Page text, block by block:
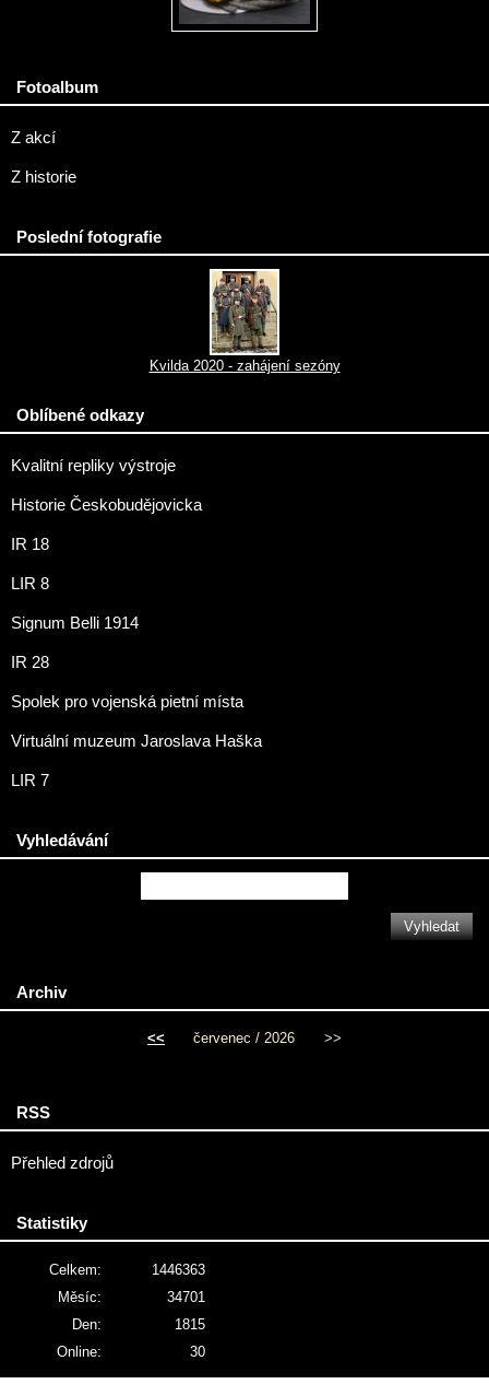
Fotoalbum
Z akcí
Z historie
Poslední fotografie
Kvilda 2020 - zahájení sezóny
Oblíbené odkazy
Kvalitní repliky výstroje
Historie Českobudějovicka
IR 18
LIR 8
Signum Belli 1914
IR 28
Spolek pro vojenská pietní místa
Virtuální muzeum Jaroslava Haška
LIR 7
Vyhledávání
Archiv
<< červenec / 2026 >>
RSS
Přehled zdrojů
Statistiky
Online: 30
Celkem:
1446363
Měsíc:
34701
Den:
1815